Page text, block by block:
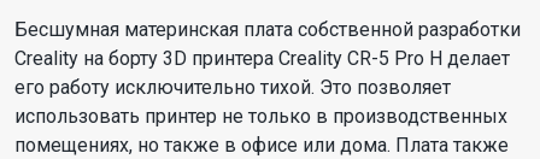
Бесшумная материнская плата собственной разработки
Creality на борту 3D принтера Creality CR-5 Pro H делает
его работу исключительно тихой. Это позволяет
использовать принтер не только в производственных
помещениях, но также в офисе или дома. Плата также